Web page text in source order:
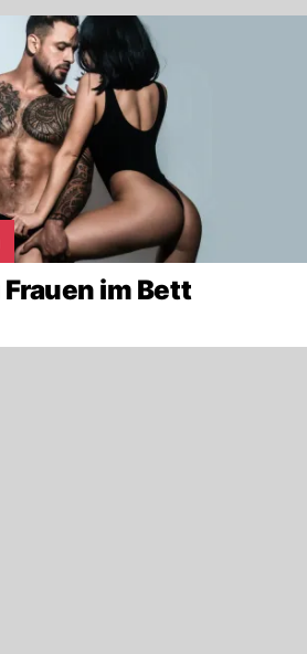
im Bett